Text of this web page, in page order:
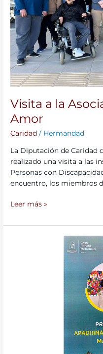
Visita a la
Amor
Caridad / Hermandad
La Diputación de Caridad
realizado una visita a las
Personas con
encuentro, los miembros
Amor
Leer más »